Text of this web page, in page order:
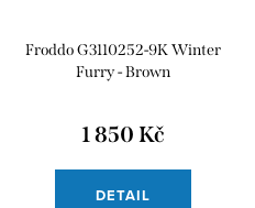
Froddo G3110252-9K Winter
Furry - Brown
1 850 Kč
DETAIL